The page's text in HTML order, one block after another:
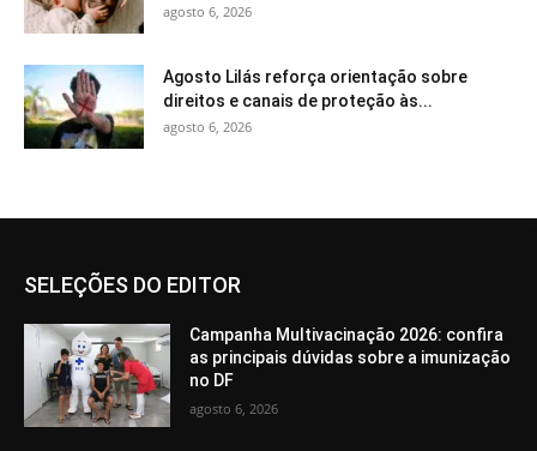
agosto 6, 2026
Agosto Lilás reforça orientação sobre
direitos e canais de proteção às...
agosto 6, 2026
SELEÇÕES DO EDITOR
Campanha Multivacinação 2026: confira
as principais dúvidas sobre a imunização
no DF
agosto 6, 2026